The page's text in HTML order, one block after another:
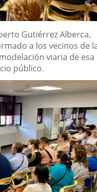
Gutiérrez Alberca,
a los vecinos de
viaria de esa
público.